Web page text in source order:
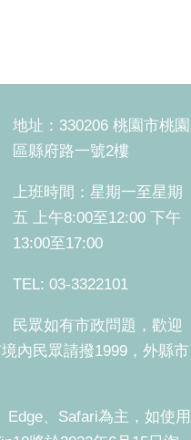
地址：330206 桃園市桃園
區縣府路一號2樓
上班時間：星期一至星期
五 上午8:00至12:00 下午
13:00至17:00
TEL: 03-3322101
民眾如有市政問題，歡迎
內民眾請撥1999，外縣市
、Safari為主，如使用